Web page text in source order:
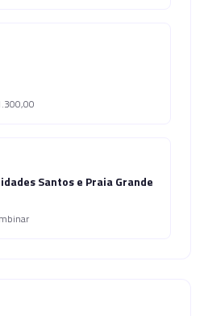
Santos e Praia Grande